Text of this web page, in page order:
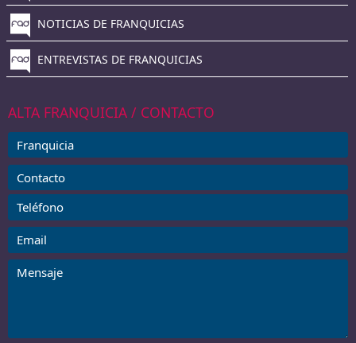
NOTICIAS DE FRANQUICIAS
ENTREVISTAS DE FRANQUICIAS
ALTA FRANQUICIA / CONTACTO